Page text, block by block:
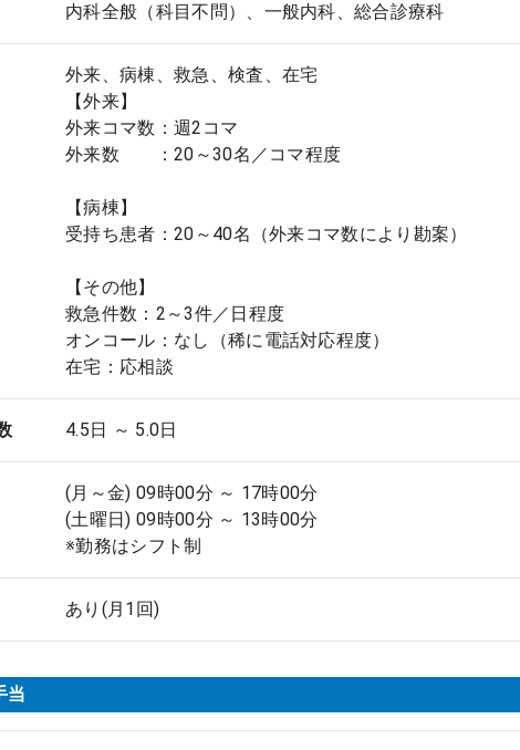
内科全般（科目不問）、一般内科、総合診療科
外来、病棟、救急、検査、在宅
【外来】
外来コマ数：週2コマ
外来数 ：20～30名／コマ程度
【病棟】
受持ち患者：20～40名（外来コマ数により勘案）
【その他】
救急件数：2～3件／日程度
オンコール：なし（稀に電話対応程度）
在宅：応相談
4.5日 ～ 5.0日
(月～金) 09時00分 ～ 17時00分
(土曜日) 09時00分 ～ 13時00分
※勤務はシフト制
あり(月1回)
当